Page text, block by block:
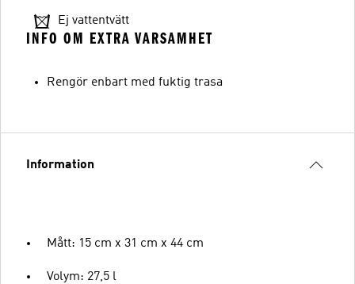
Ej vattentvätt
INFO OM EXTRA VARSAMHET
Rengör enbart med fuktig trasa
Information
Mått: 15 cm x 31 cm x 44 cm
Volym: 27,5 l